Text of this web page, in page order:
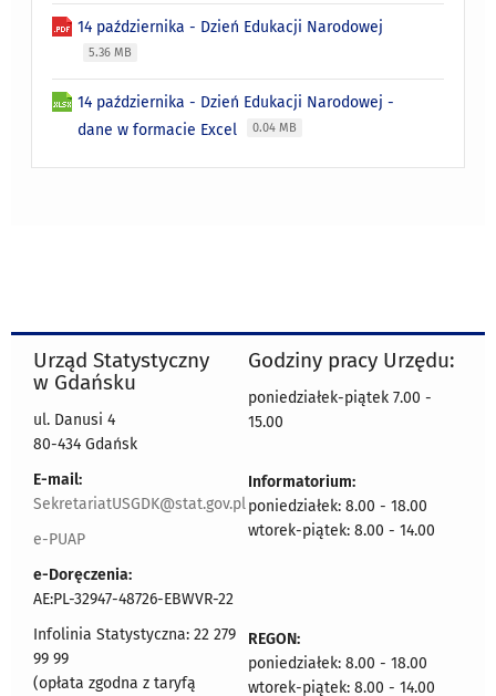
14 października - Dzień Edukacji Narodowej
5.36 MB
14 października - Dzień Edukacji Narodowej -
dane w formacie Excel
0.04 MB
Urząd Statystyczny
w Gdańsku
ul. Danusi 4
80-434 Gdańsk
E-mail:
SekretariatUSGDK@stat.gov.pl
e-PUAP
e-Doręczenia:
AE:PL-32947-48726-EBWVR-22
Infolinia Statystyczna: 22 279
99 99
(opłata zgodna z taryfą
Godziny pracy Urzędu:
poniedziałek-piątek 7.00 -
15.00
Informatorium:
poniedziałek: 8.00 - 18.00
wtorek-piątek: 8.00 - 14.00
REGON:
poniedziałek: 8.00 - 18.00
wtorek-piątek: 8.00 - 14.00